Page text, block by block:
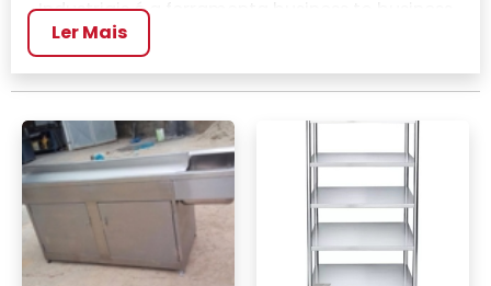
Industriais é a ferramenta business to business
mais completo da área industrial. Para
realizar um orçamento de Roupeiro de aço 2
portas São José dos Campos, clique em um
ou mais dos anuciantes a seguir:
Ler Mais